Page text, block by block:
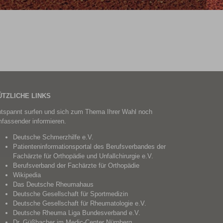
LINKS
surfen und sich zum Thema Ihrer Wahl noch
informieren.
Deutsche Schmerzhilfe e.V.
Patienteninformationsportal des Berufsverbandes der
Fachärzte für Orthopädie und Unfallchirurgie e.V.
Berufsverband der Fachärzte für Orthopädie
Wikipedia
Das Deutsche Rheumahaus
Deutsche Gesellschaft für Sportmedizin
Deutsche Gesellschaft für Rheumatologie e.V.
Deutsche Rheuma Liga Bundesverband e.V.